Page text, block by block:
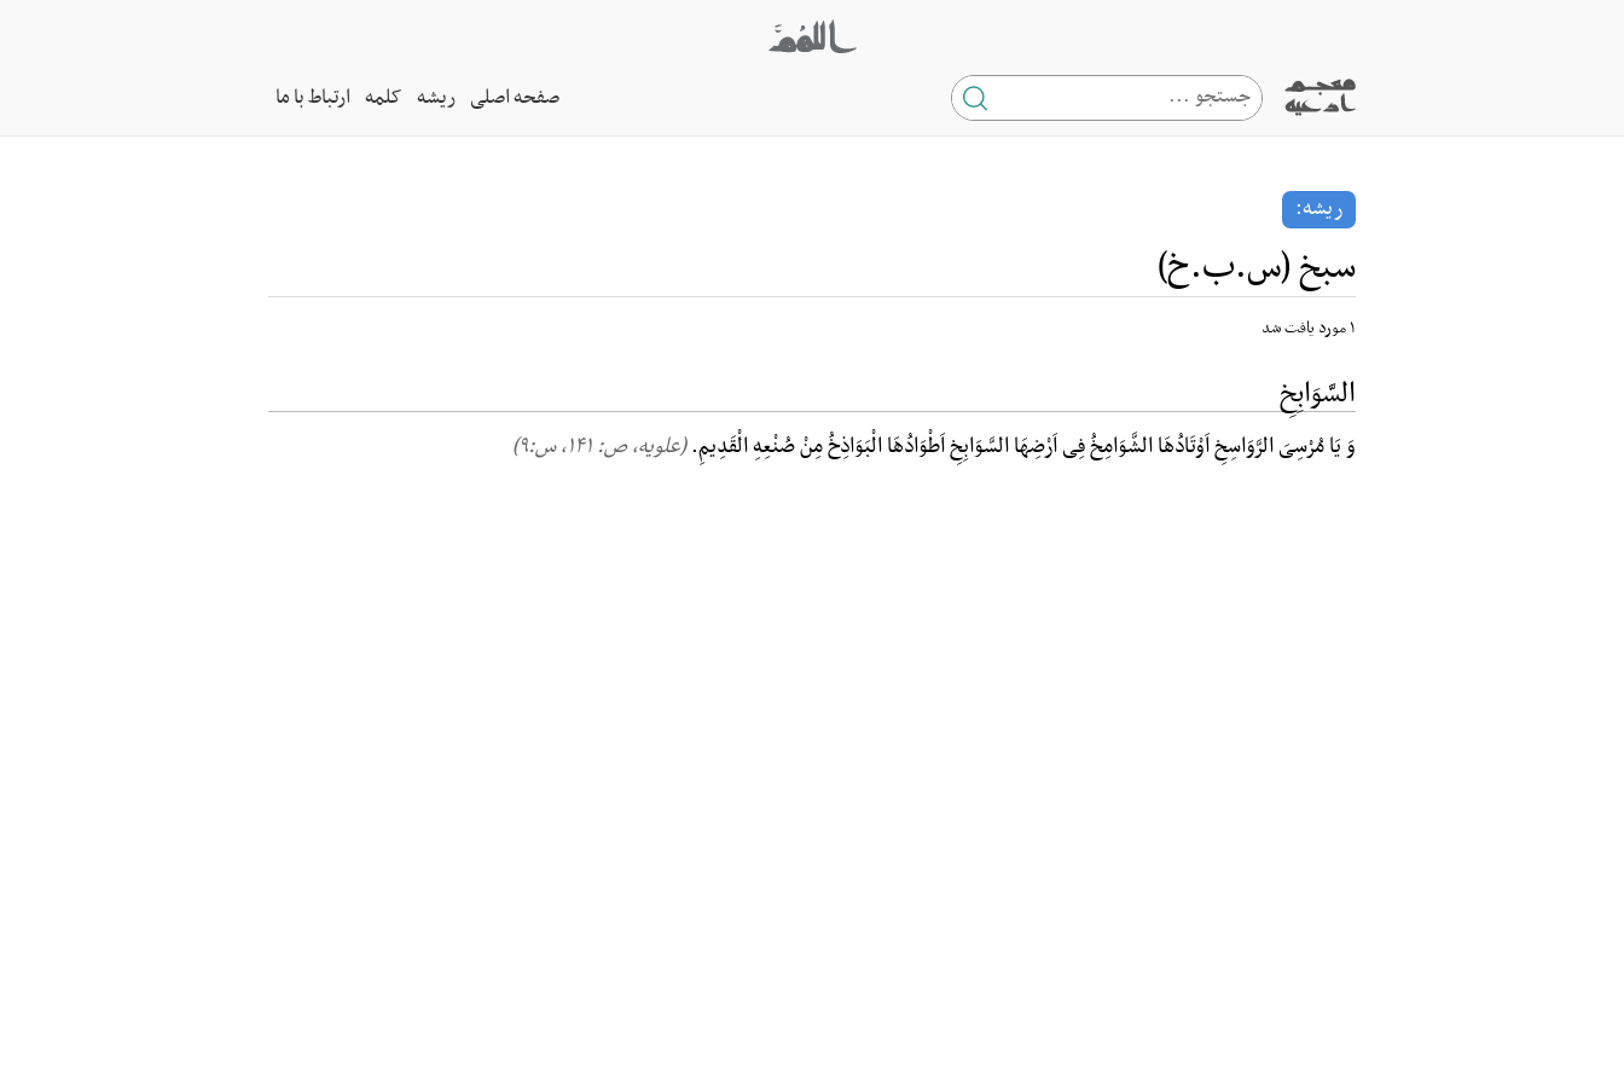
صفحه اصلی ریشه کلمه ارتباط با ما
ریشه:
سبخ (س.ب.خ)
۱ مورد یافت شد
السَّوَابِخِ
وَ یَا مُرْسِیَ الرَّوَاسِخِ اَوْتَادُهَا الشَّوَامِخُ فِی اَرْضِهَا السَّوَابِخِ اَطْوَادُهَا الْبَوَاذِخُ مِنْ صُنْعِهِ الْقَدِیمِ.(علویه، ص: ۱۴۱, س:۹)